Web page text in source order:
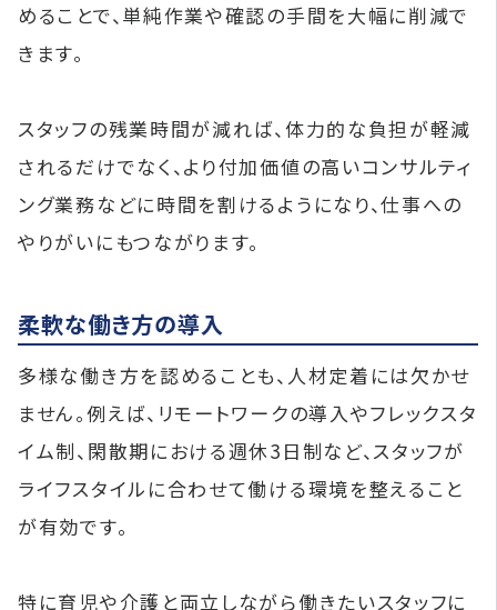
めることで、単純作業や確認の手間を大幅に削減で
きます。
スタッフの残業時間が減れば、体力的な負担が軽減
されるだけでなく、より付加価値の高いコンサルティ
ング業務などに時間を割けるようになり、仕事への
やりがいにもつながります。
柔軟な働き方の導入
多様な働き方を認めることも、人材定着には欠かせ
ません。例えば、リモートワークの導入やフレックスタ
イム制、閑散期における週休3日制など、スタッフが
ライフスタイルに合わせて働ける環境を整えること
が有効です。
特に育児や介護と両立しながら働きたいスタッフに